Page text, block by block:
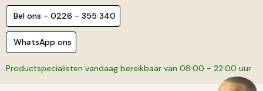
Bel ons - 0226 - 355 340
WhatsApp ons
Productspecialisten vandaag bereikbaar van 08:00 - 22:00 uur